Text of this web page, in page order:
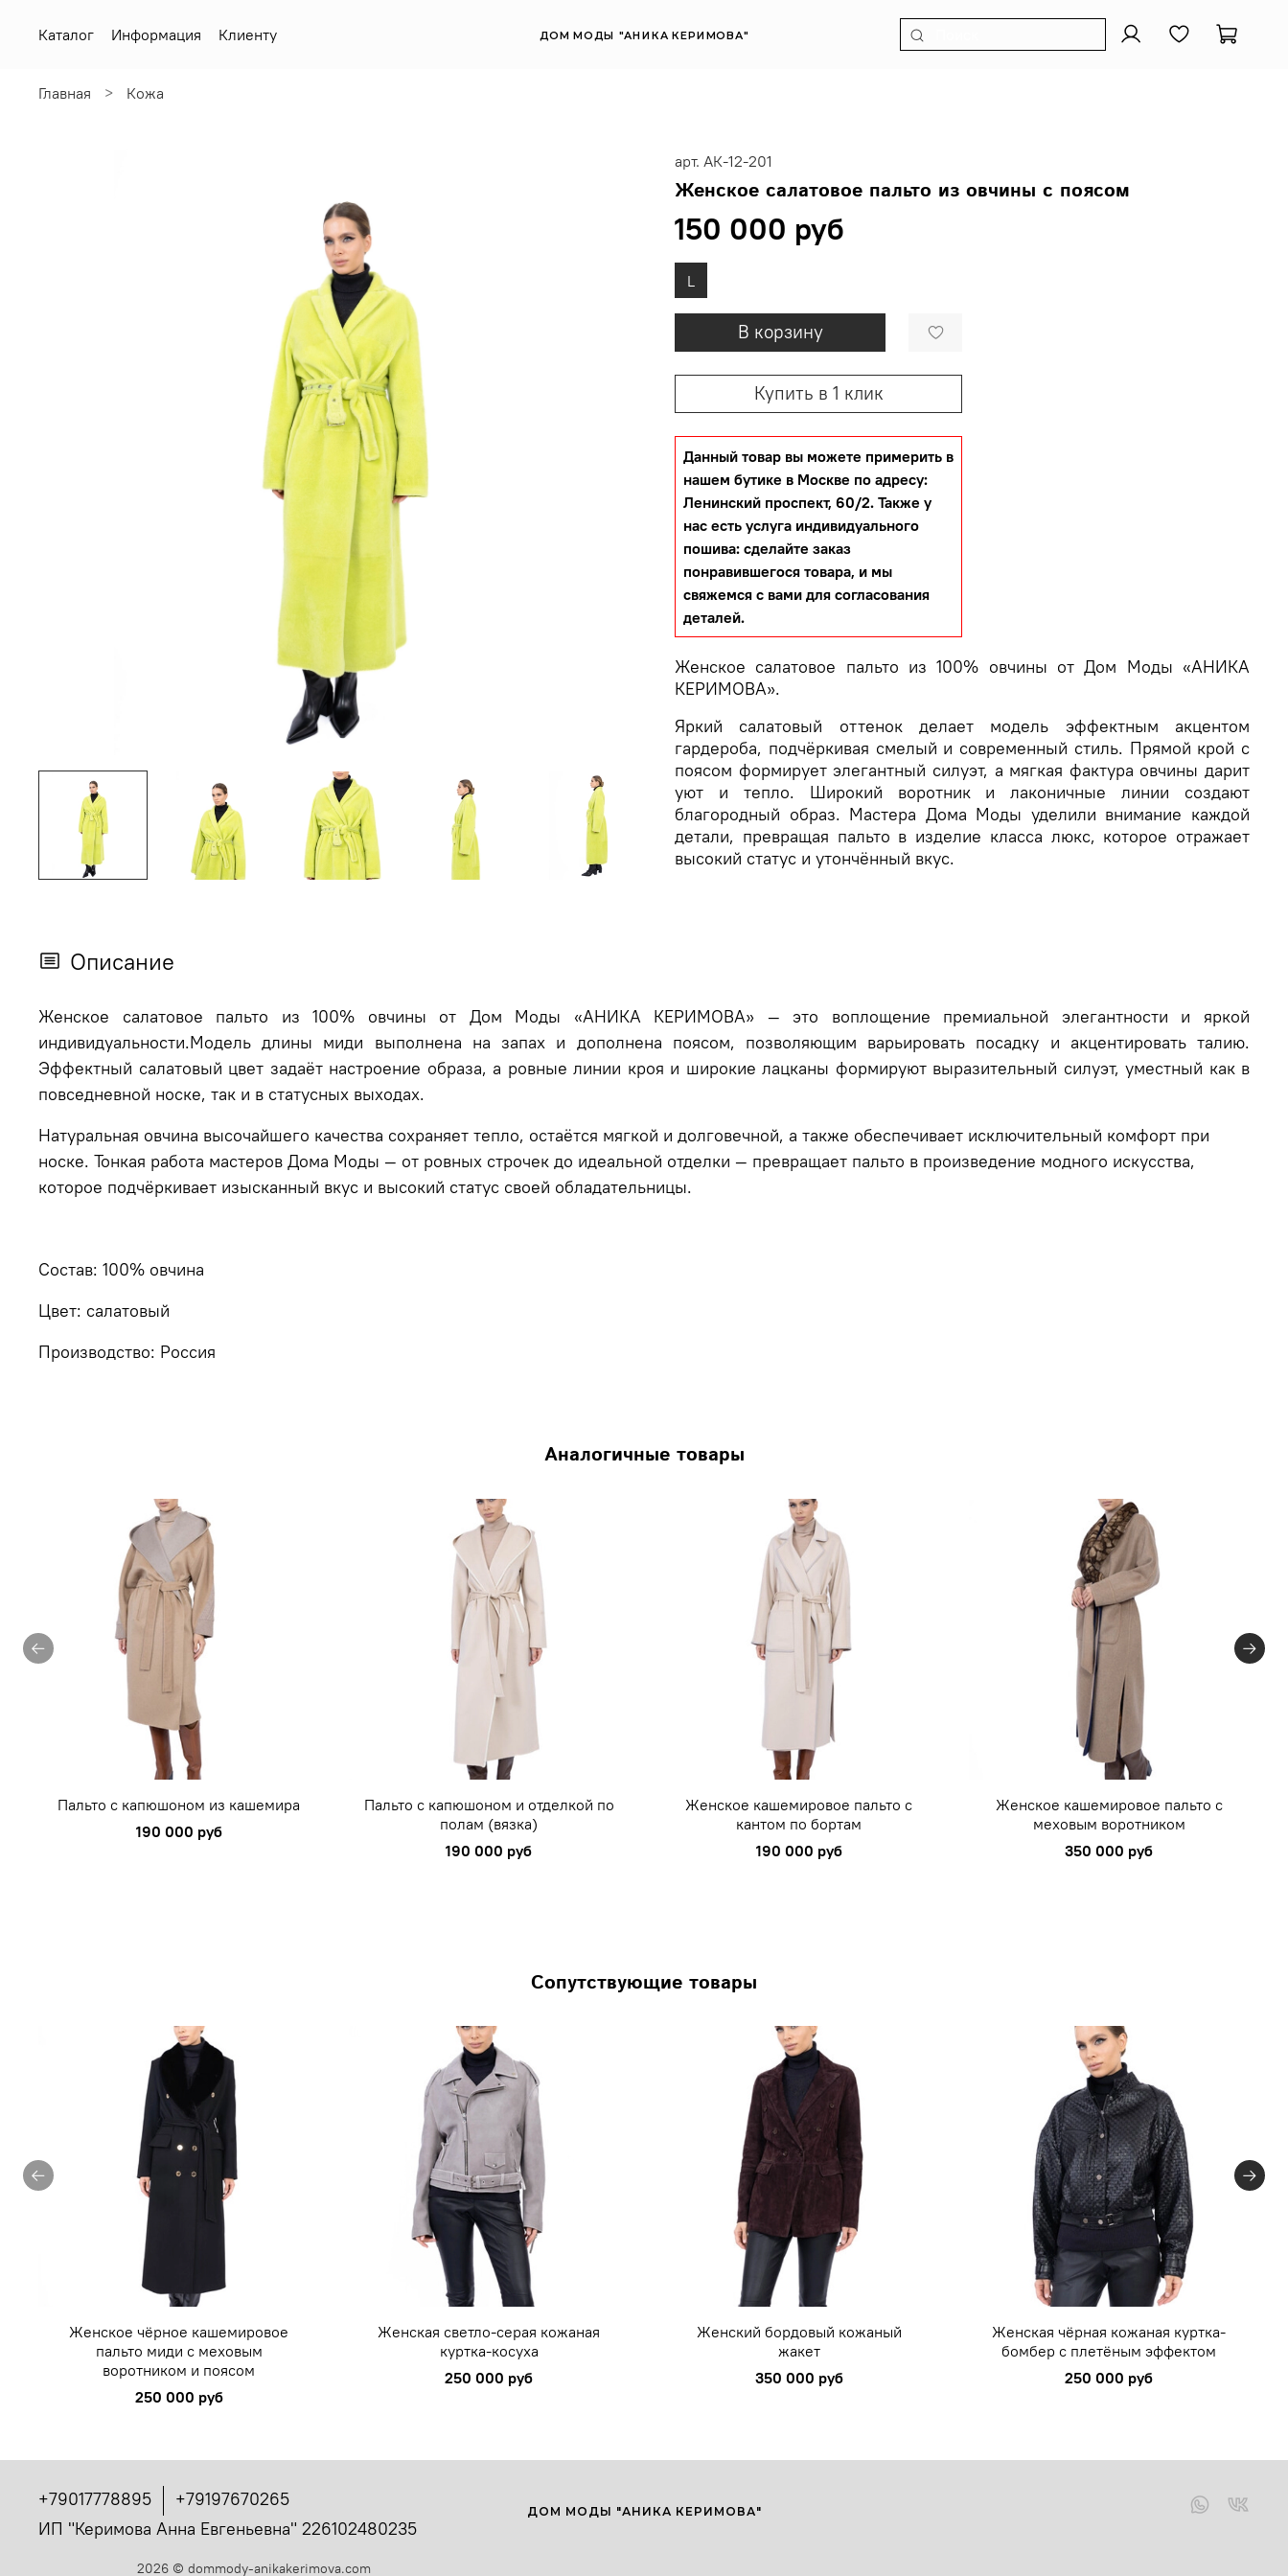
ДОМ МОДЫ "АНИКА КЕРИМОВА"
Каталог Информация Клиенту
Главная Кожа
арт. АК-12-201
Женское салатовое пальто из овчины с поясом
150 000 руб
В корзину
Купить в 1 клик
Данный товар вы можете примерить в
нашем бутике в Москве по адресу:
Ленинский проспект, 60/2. Также у
нас есть услуга индивидуального
пошива: сделайте заказ
понравившегося товара, и мы
свяжемся с вами для согласования
деталей.
L
Женское салатовое пальто из 100% овчины от Дом Моды «АНИКА
КЕРИМОВА».
Яркий салатовый оттенок делает модель эффектным акцентом
гардероба, подчёркивая смелый и современный стиль. Прямой крой с
поясом формирует элегантный силуэт, а мягкая фактура овчины дарит
уют и тепло. Широкий воротник и лаконичные линии создают
благородный образ. Мастера Дома Моды уделили внимание каждой
детали, превращая пальто в изделие класса люкс, которое отражает
высокий статус и утончённый вкус.
Описание
Женское салатовое пальто из 100% овчины от Дом Моды «АНИКА КЕРИМОВА» — это воплощение премиальной элегантности и яркой
индивидуальности.Модель длины миди выполнена на запах и дополнена поясом, позволяющим варьировать посадку и акцентировать талию.
Эффектный салатовый цвет задаёт настроение образа, а ровные линии кроя и широкие лацканы формируют выразительный силуэт, уместный как в
повседневной носке, так и в статусных выходах.
Натуральная овчина высочайшего качества сохраняет тепло, остаётся мягкой и долговечной, а также обеспечивает исключительный комфорт при
носке. Тонкая работа мастеров Дома Моды — от ровных строчек до идеальной отделки — превращает пальто в произведение модного искусства,
которое подчёркивает изысканный вкус и высокий статус своей обладательницы.
Состав: 100% овчина
Цвет: салатовый
Производство: Россия
Аналогичные товары
Пальто с капюшоном из кашемира
190 000 руб
Пальто с капюшоном и отделкой по
полам (вязка)
190 000 руб
Женское кашемировое пальто с
кантом по бортам
190 000 руб
Женское кашемировое пальто с
меховым воротником
350 000 руб
Сопутствующие товары
Женское чёрное кашемировое
пальто миди с меховым
воротником и поясом
250 000 руб
Женская светло-серая кожаная
куртка-косуха
250 000 руб
Женский бордовый кожаный
жакет
350 000 руб
Женская чёрная кожаная куртка-
бомбер с плетёным эффектом
250 000 руб
+79017778895
+79197670265
ИП "Керимова Анна Евгеньевна" 226102480235
ДОМ МОДЫ "АНИКА КЕРИМОВА"
2026 © dommody-anikakerimova.com